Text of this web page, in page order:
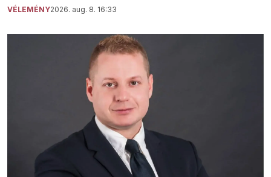
VÉLEMÉNY2026. aug. 8. 16:33